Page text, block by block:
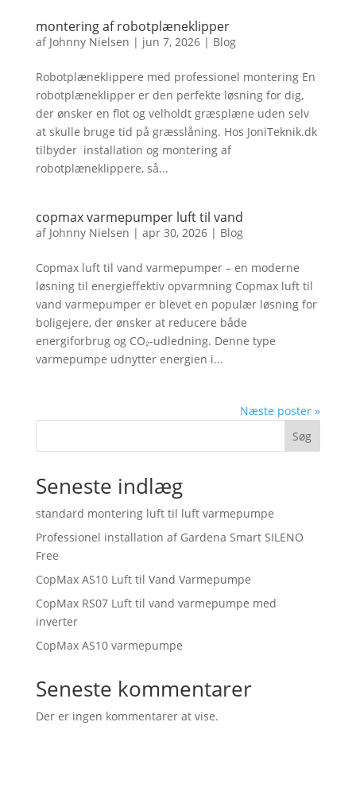
montering af robotplæneklipper
af Johnny Nielsen | jun 7, 2026| Blog
Robotplæneklippere med professionel montering En
robotplæneklipper er den perfekte løsning for dig,
der ønsker en flot og velholdt græsplæne uden selv
at skulle bruge tid på græsslåning. Hos JoniTeknik.dk
tilbyder installation og montering af
robotplæneklippere, så...
copmax varmepumper luft til vand
af Johnny Nielsen | apr 30, 2026| Blog
Copmax luft til vand varmepumper – en moderne
løsning til energieffektiv opvarmning Copmax luft til
vand varmepumper er blevet en populær løsning for
boligejere, der ønsker at reducere både
energiforbrug og CO₂-udledning. Denne type
varmepumpe udnytter energien i...
Næste poster »
Søg
Seneste indlæg
standard montering luft til luft varmepumpe
Professionel installation af Gardena Smart SILENO
Free
CopMax AS10 Luft til Vand Varmepumpe
CopMax RS07 Luft til vand varmepumpe med
inverter
CopMax AS10 varmepumpe
Seneste kommentarer
Der er ingen kommentarer at vise.